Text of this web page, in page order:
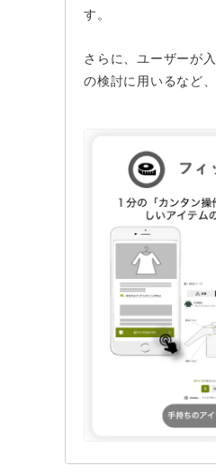
す。
さらに、ユーザーが
の検討に用いるなど